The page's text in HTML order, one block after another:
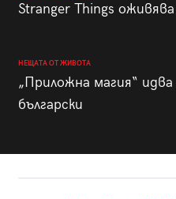
Stranger Things
НЕЩАТА ОТ ЖИВОТА
„Приложна магия“
български